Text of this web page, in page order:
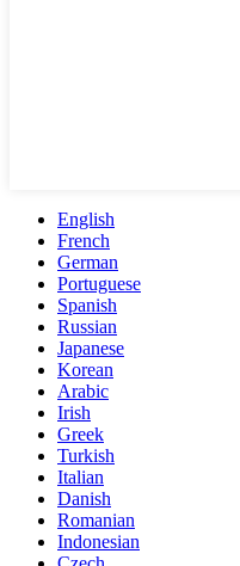
English
French
German
Portuguese
Spanish
Russian
Japanese
Korean
Arabic
Irish
Greek
Turkish
Italian
Danish
Romanian
Indonesian